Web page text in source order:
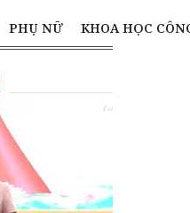
PHỤ NỮ KHOA HỌC